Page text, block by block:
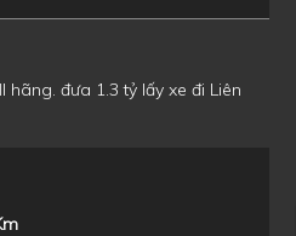
đưa 1.3 tỷ lấy xe đi Liên